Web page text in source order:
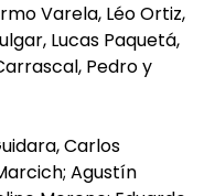
Varela, Léo Ortiz,
Lucas Paquetá,
Pedro y
Carlos
Agustín